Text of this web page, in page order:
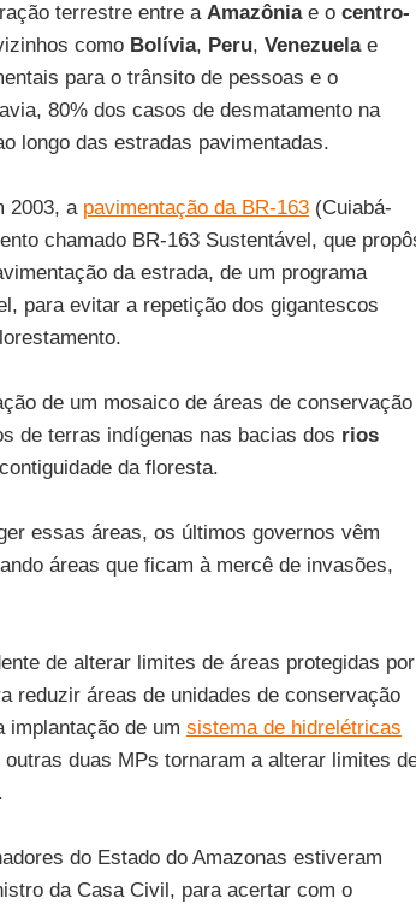
terrestre entre a Amazôniae o centro-
como Bolívia, Peru, Venezuelae
para o trânsito de pessoas e o
80% dos casos de desmatamento na
longo das estradas pavimentadas.
2003, a pavimentação da BR-163(Cuiabá-
chamado BR-163 Sustentável, que
da estrada, de um programa
para evitar a repetição dos gigantescos
de um mosaico de áreas de conservação
de terras indígenas nas bacias dos rios
da floresta.
essas áreas, os últimos governos vêm
áreas que ficam à mercê de invasões,
de alterar limites de áreas protegidas por
reduzir áreas de unidades de conservação
implantação de um sistema de hidrelétricas
duas MPs tornaram a alterar limites
do Estado do Amazonas estiveram
da Casa Civil, para acertar com o